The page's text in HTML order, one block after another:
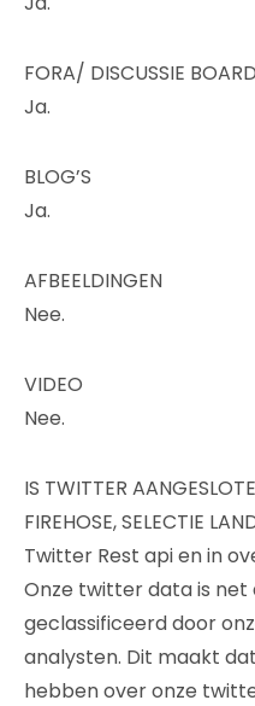
FORA/ DISCUSSIE
Ja.
BLOG’S
Ja.
AFBEELDINGEN
Nee.
VIDEO
Nee.
IS TWITTER
FIREHOSE, SELECTIE
Twitter Rest api en in
Onze twitter data is net
geclassificeerd door
analysten. Dit maakt
hebben over onze